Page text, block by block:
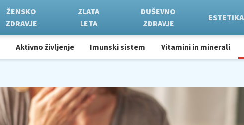
ŽENSKO
ZDRAVJE
ZLATA
LETA
DUŠEVNO
ZDRAVJE
ESTETIKA
Aktivno življenje Imunski sistem Vitamini in minerali